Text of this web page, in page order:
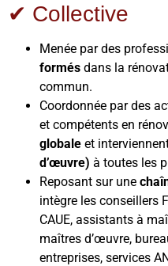
✔ Collective
Menée par des
formés dans la
commun.
Coordonnée par des
et compétents en
globale et
d’œuvre) à toutes les
Reposant sur une
intègre les conseillers
CAUE, assistants à
maîtres d’œuvre,
entreprises, services